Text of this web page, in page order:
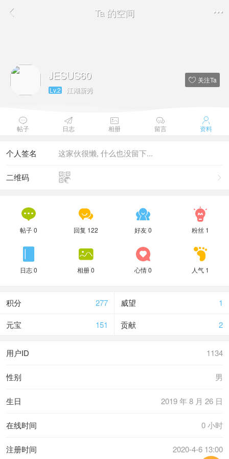
 Ta 的空间 
 关注Ta
JESUS60
Lv.2 江湖新秀

帖子

日志

相册

留言

资料
这家伙很懒, 什么也没留下...
个人签名


二维码

帖子 0

回复 122

好友 0

粉丝 1

日志 0

相册 0

心情 0

人气 1
277
积分 1
威望
151
元宝 2
贡献
1134
用户ID
男
性别
2019 年 8 月 26 日
生日
0 小时
在线时间
2020-4-6 13:00
注册时间